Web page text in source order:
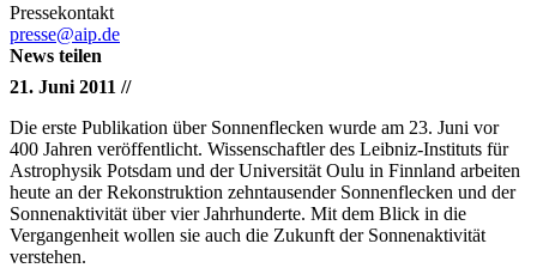
Pressekontakt
presse@aip.de
News teilen
21. Juni 2011 //
Die erste Publikation über Sonnenflecken wurde am 23. Juni vor
400 Jahren veröffentlicht. Wissenschaftler des Leibniz-Instituts für
Astrophysik Potsdam und der Universität Oulu in Finnland arbeiten
heute an der Rekonstruktion zehntausender Sonnenflecken und der
Sonnenaktivität über vier Jahrhunderte. Mit dem Blick in die
Vergangenheit wollen sie auch die Zukunft der Sonnenaktivität
verstehen.